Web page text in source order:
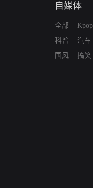
自媒体
全部
科普
国风
Kpop
汽车
搞笑